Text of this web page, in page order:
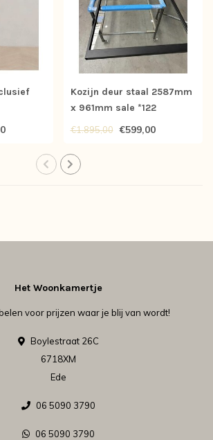
Kozijn deur staal 2587mm
x 961mm sale *122
€1.895,00 €599,00
Het Woonkamertje
voor prijzen waar je blij van wordt!
Boylestraat 26C
6718XM
Ede
06 5090 3790
06 5090 3790